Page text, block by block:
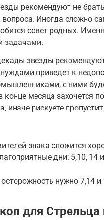
рекомендуют не
Иногда сложно
совет родных.
задачами.
звезды
приведет к
с ними
конце месяца захочется
иначе рискуете
знака сложится
дни: 5,10, 14
нужно 7,14 и
для Стрельца